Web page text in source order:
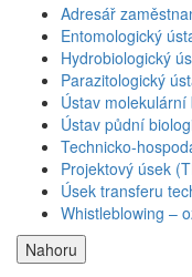
Adresář
Entomologický
Hydrobiologický
Parazitologický
Ústav
Ústav půdní
Technicko-
Projektový úsek
Úsek transferu
Whistleblowing –
Nahoru